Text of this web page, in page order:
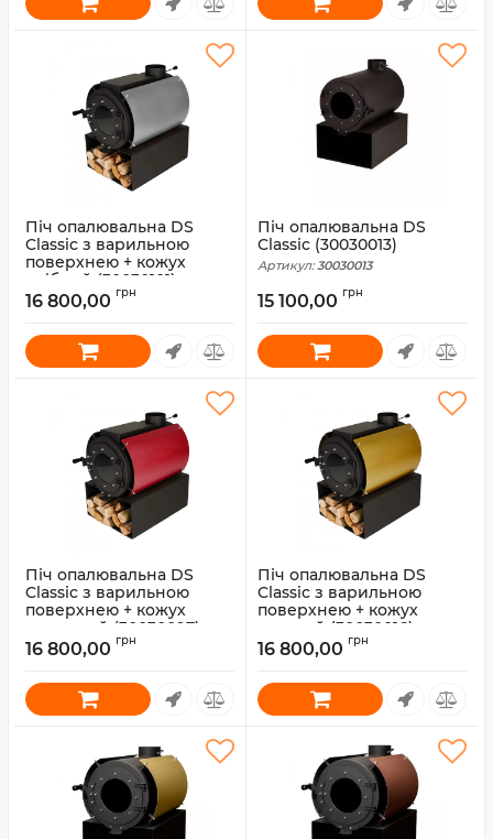
Піч опалювальна DS
Classic з варильною
поверхнею + кожух
срібний (30030101)
Артикул: 30030101
16 800,00 грн
Піч опалювальна DS
Classic (30030013)
Артикул: 30030013
15 100,00 грн
Піч опалювальна DS
Classic з варильною
поверхнею + кожух
червоний (30030097)
Артикул: 30030097
16 800,00 грн
Піч опалювальна DS
Classic з варильною
поверхнею + кожух
золотий (30030016)
Артикул: 30030016
16 800,00 грн